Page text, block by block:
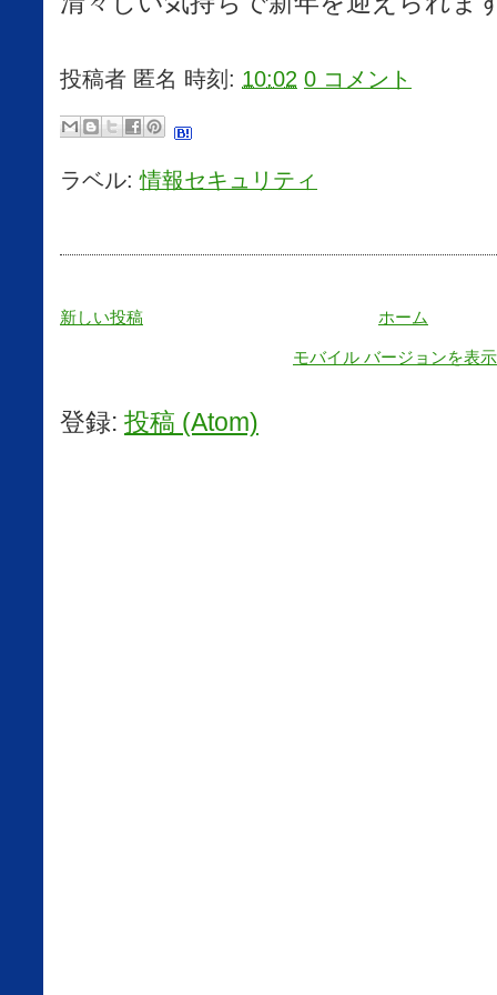
投稿者 匿名 時刻: 10:02 0 コメント
ラベル:情報セキュリティ
新しい投稿 ホーム
モバイル バージョンを表示
登録: 投稿 (Atom)